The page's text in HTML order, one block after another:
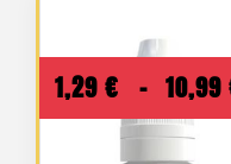
1,29 € – 10,99